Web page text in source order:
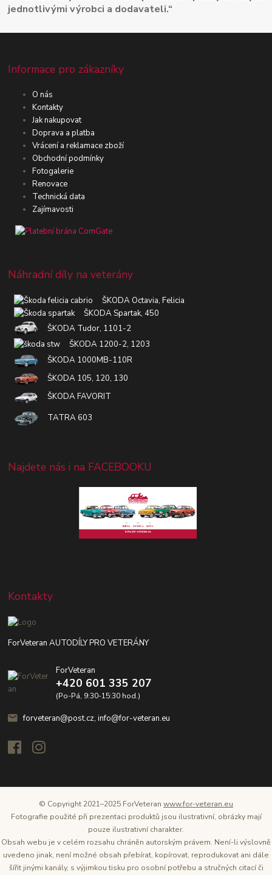
jednotlivými výrobci a dodavateli.“
Informace pro zákazníky
O nás
Kontakty
Jak nakupovat
Doprava a platba
Vrácení a reklamace zboží
Obchodní podmínky
Fotogalerie
Renovace
Technická data
Zajímavosti
Náhradní díly na veterány
ŠKODA Octavia, Felicia
ŠKODA Spartak, 450
ŠKODA Tudor, 1101-2
ŠKODA 1200-2, 1203
ŠKODA 1000MB-110R
ŠKODA 105, 120, 130
ŠKODA FAVORIT
TATRA 603
Najdete nás i na FACEBOOKU
Kontakty
ForVeteran AUTODÍLY PRO VETERÁNY
ForVeteran
+420 601 335 207
(Po-Pá, 9:30-15:30 hod.)
forveteran@post.cz, info@for-veteran.eu
© Copyright 2021–2025 ForVeteran www.for-veteran.eu
Fotografie použité při prezentaci produktů jsou ilustrativní, obrázky mají
pouze ilustrativní charakter.
Obsah webu je v celém rozsahu chráněn autorským právem. Není-li výslovně
uvedeno jinak, není možné obsah přebírat, kopírovat, reprodukovat ani dále
šířit jinými kanály, s výjimkou tisku pro osobní potřebu a stručných citací či